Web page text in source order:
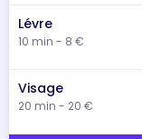
Lévre
10 min - 8 €
Visage
20 min - 20 €